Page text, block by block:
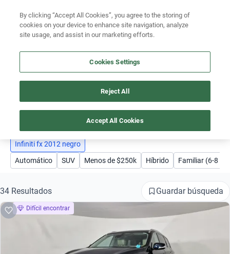
Ubicación
Busca por marca
Busca por año
Busca por marca
Busca por modelo
Busca por versión
1
Infiniti fx 2012 negro
Automático
SUV Menos de $250k Híbrido Familiar (6-8
34 Resultados Guardar búsqueda
Difícil encontrar
By clicking “Accept All Cookies”, you agree to the storing of
cookies on your device to enhance site navigation, analyze
site usage, and assist in our marketing efforts.
Cookies Settings
Reject All
Accept All Cookies